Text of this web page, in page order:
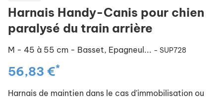
Harnais Handy-Canis pour chien
paralysé du train arrière
M - 45 à 55 cm - Basset, Epagneul... - SUP728
56,83 €*
Harnais de maintien dans le cas d'immobilisation ou